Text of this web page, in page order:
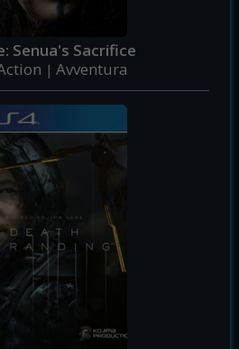
Senua's Sacrifice
| Avventura